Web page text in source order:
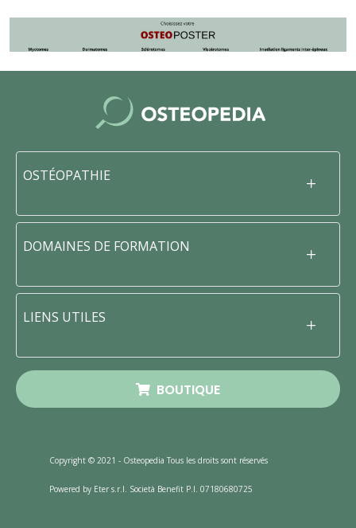
OSTÉOPATHIE
DOMAINES DE FORMATION
LIENS UTILES
BOUTIQUE
Copyright © 2021 - Osteopedia Tous les droits sont réservés
Powered by Eter s.r.l. Società Benefit P.I. 07180680725